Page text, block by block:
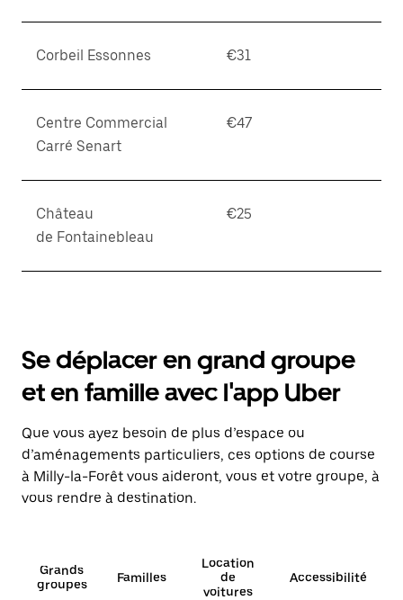
Corbeil Essonnes €31
Centre Commercial
Carré Senart
€47
Château
de Fontainebleau
€25
Se déplacer en grand groupe
et en famille avec l'app Uber
Que vous ayez besoin de plus d’espace ou
d’aménagements particuliers, ces options de course
à Milly-la-Forêt vous aideront, vous et votre groupe, à
vous rendre à destination.
Grands
groupes
Familles
Location
de
voitures
Accessibilité